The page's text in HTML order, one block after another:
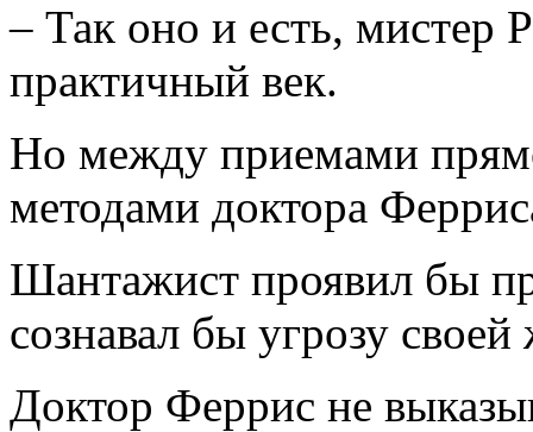
– Так оно и есть, мистер
практичный век.
Но между приемами
методами доктора
Шантажист проявил бы
сознавал бы угрозу
Доктор Феррис не